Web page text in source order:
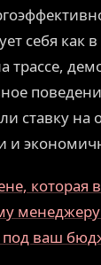
себя как
трассе,
ставку на
и
которая
ваш